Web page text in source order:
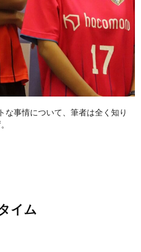
な事情について、筆者は全く知り
イム